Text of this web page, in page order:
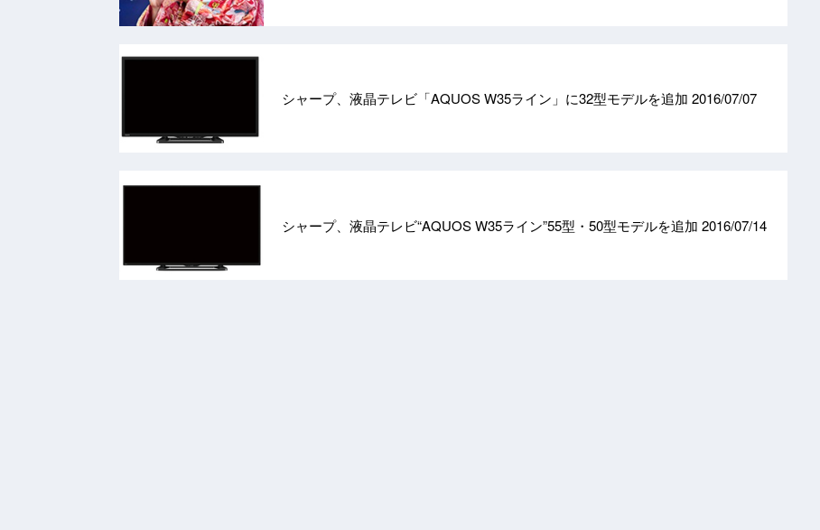
シャープ、液晶テレビ「AQUOS W35ライン」に32型モデルを追加 2016/07/07
シャープ、液晶テレビ“AQUOS W35ライン”55型・50型モデルを追加 2016/07/14